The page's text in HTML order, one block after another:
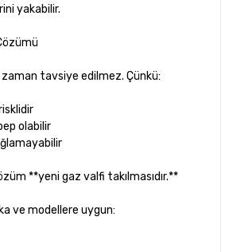
yakabilir.
tavsiye edilmez. Çünkü:
olabilir
**yeni gaz valfi takılmasıdır.**
ve modellere uygun: